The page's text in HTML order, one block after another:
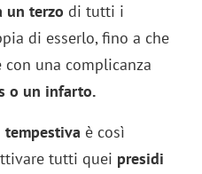
un terzo di tutti i
di esserlo, fino a che
una complicanza
o un infarto.
è così
tutti quei presidi